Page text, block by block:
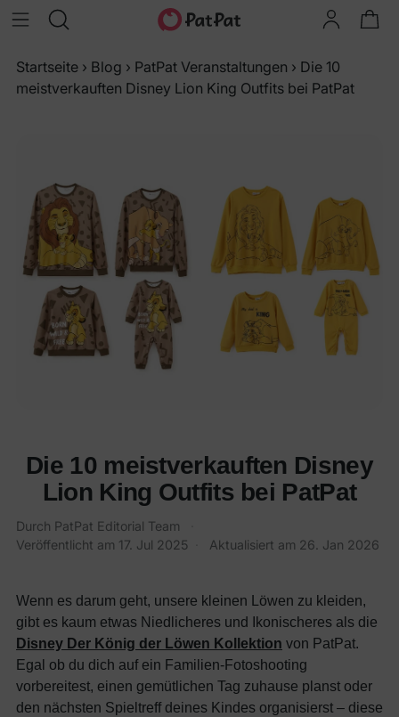
Startseite › Blog › PatPat Veranstaltungen › Die 10
meistverkauften Disney Lion King Outfits bei PatPat
Die 10 meistverkauften Disney
Lion King Outfits bei PatPat
Durch PatPat Editorial Team
Veröffentlicht am 17. Jul 2025 Aktualisiert am 26. Jan 2026
Wenn es darum geht, unsere kleinen Löwen zu kleiden,
gibt es kaum etwas Niedlicheres und Ikonischeres als die
Disney Der König der Löwen Kollektion von PatPat.
Egal ob du dich auf ein Familien-Fotoshooting
vorbereitest, einen gemütlichen Tag zuhause planst oder
den nächsten Spieltreff deines Kindes organisierst – diese